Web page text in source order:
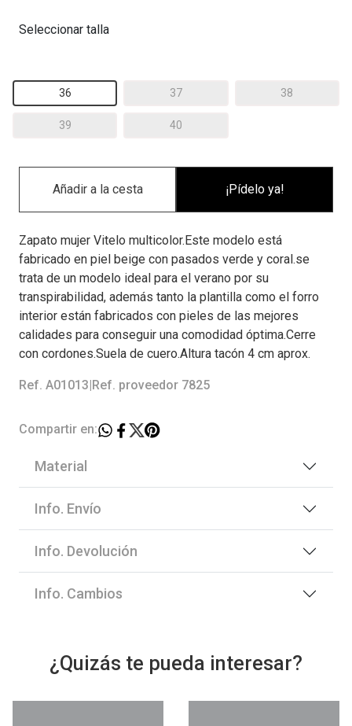
Seleccionar talla
36 37 38
39 40
¡Pídelo ya!
Zapato mujer Vitelo multicolor.Este modelo está
fabricado en piel beige con pasados verde y coral.se
trata de un modelo ideal para el verano por su
transpirabilidad, además tanto la plantilla como el forro
interior están fabricados con pieles de las mejores
calidades para conseguir una comodidad óptima.Cerre
con cordones.Suela de cuero.Altura tacón 4 cm aprox.
Ref. A01013 Ref. proveedor 7825
Compartir en:
Material
Info. Envío
Info. Devolución
Info. Cambios
¿Quizás te pueda interesar?